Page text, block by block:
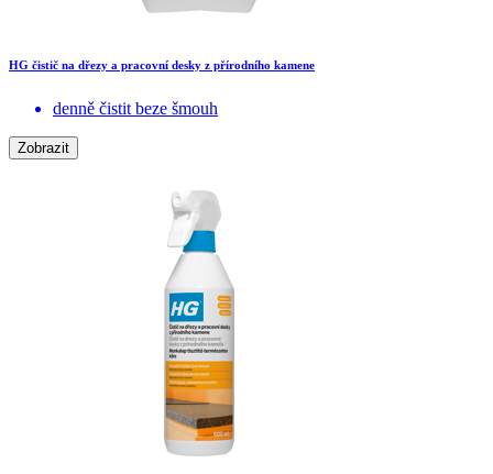
HG čistič na dřezy a pracovní desky z přírodního kamene
denně čistit beze šmouh
Zobrazit